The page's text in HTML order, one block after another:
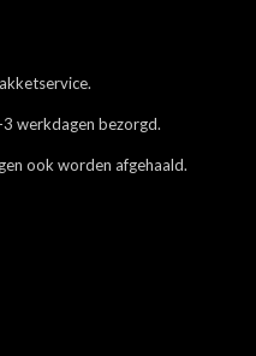
werkdagen bezorgd.
ook worden afgehaald.